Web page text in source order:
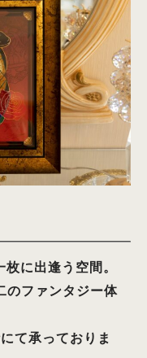
に出逢う空間。
ファンタジー体
て承っておりま